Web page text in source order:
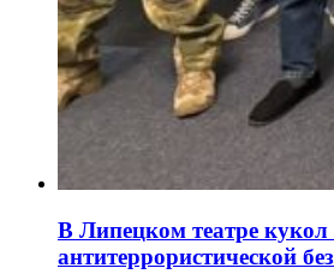
В Липецком театре
антитеррористической